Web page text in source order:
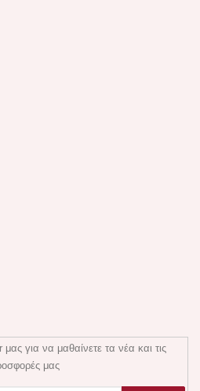
για να μαθαίνετε τα νέα και τις
μας